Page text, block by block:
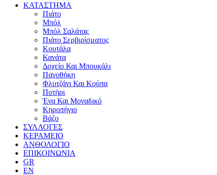
ΚΑΤΑΣΤΗΜΑ
Πιάτο
Μπόλ
Μπόλ Σαλάτας
Πιάτο Σερβιρίσματος
Κουτάλα
Κανάτα
Δοχείο Και Μπουκάλι
Παγοθήκη
Φλυτζάνι Και Κούπα
Ποτήρι
Ένα Και Μοναδικό
Κηροπήγιο
Βάζο
ΣΥΛΛΟΓΕΣ
ΚΕΡΑΜΕΙΟ
ΑΝΘΟΛΟΓΙΟ
ΕΠΙΚΟΙΝΩΝΙΑ
GR
EN